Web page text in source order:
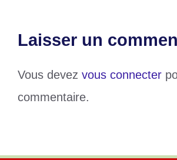
Laisser un
Vous devez vous connecter
commentaire.